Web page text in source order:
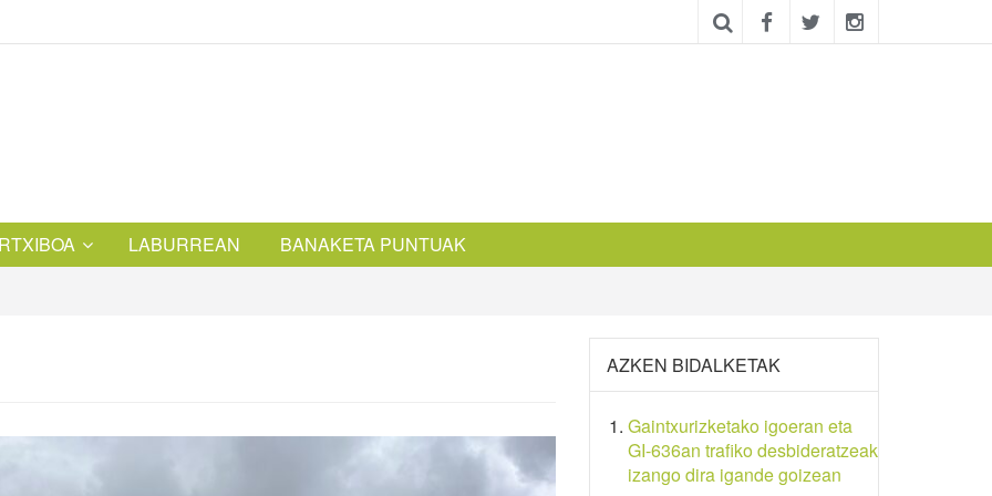
LABURREAN BANAKETA PUNTUAK
AZKEN BIDALKETAK
Gaintxurizketako igoeran eta
GI-636an trafiko desbideratzeak
izango dira igande goizean